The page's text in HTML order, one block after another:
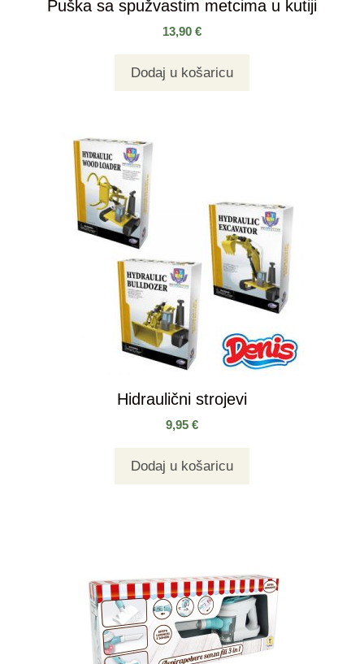
Puška sa spužvastim metcima u kutiji
13,90 €
Dodaj u košaricu
Hidraulični strojevi
9,95 €
Dodaj u košaricu